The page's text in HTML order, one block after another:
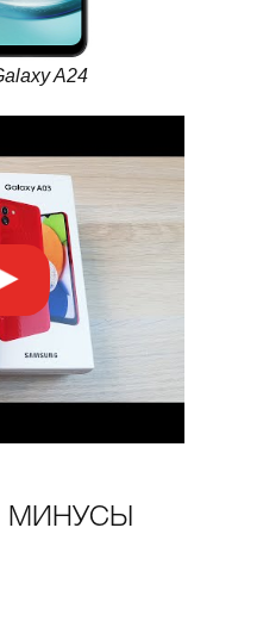
A24
МИНУСЫ